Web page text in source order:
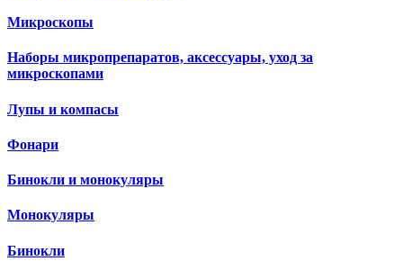
Микроскопы
Наборы микропрепаратов, аксессуары, уход за
микроскопами
Лупы и компасы
Фонари
Бинокли и монокуляры
Монокуляры
Бинокли